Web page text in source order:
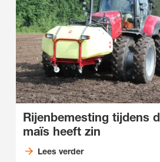
Rijenbemesting tijdens
maïs heeft zin
Lees verder